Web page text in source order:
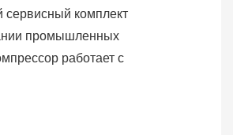
сервисный комплект
промышленных
работает с